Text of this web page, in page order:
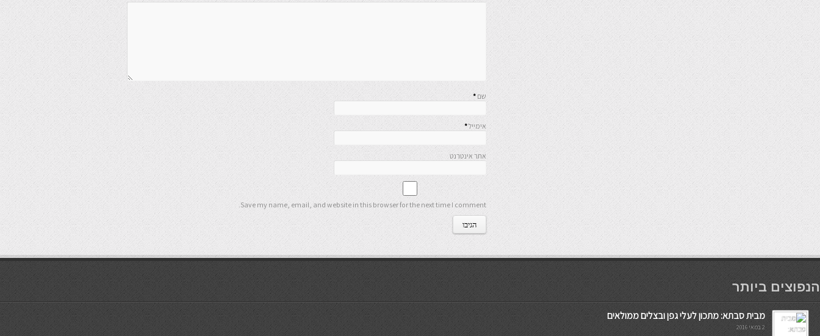
שם *
אימייל*
אתר אינטרנט
Save my name, email, and website in this browser for the next time I comment.
мостбет кг
הנפוצים ביותר
מבית סבתא: מתכון לעלי גפן ובצלים ממולאים
2 במאי 2016